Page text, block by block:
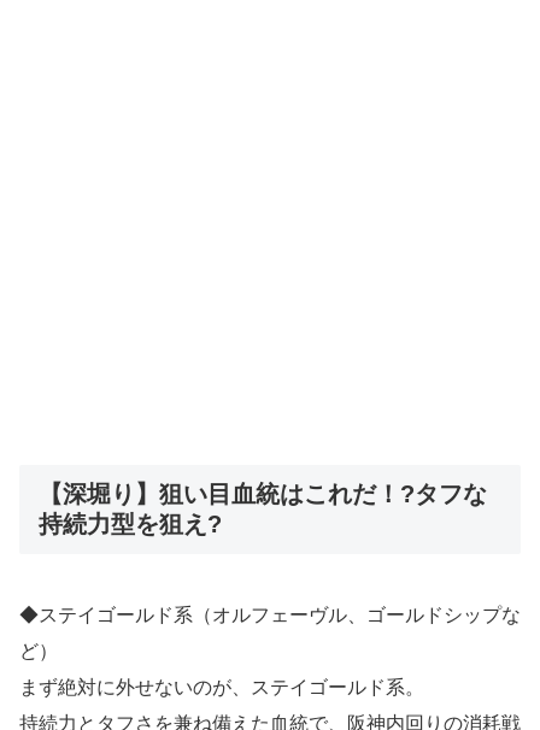
【深堀り】狙い目血統はこれだ！?タフな
持続力型を狙え?
◆ステイゴールド系（オルフェーヴル、ゴールドシップな
ど）
まず絶対に外せないのが、ステイゴールド系。
持続力とタフさを兼ね備えた血統で、阪神内回りの消耗戦